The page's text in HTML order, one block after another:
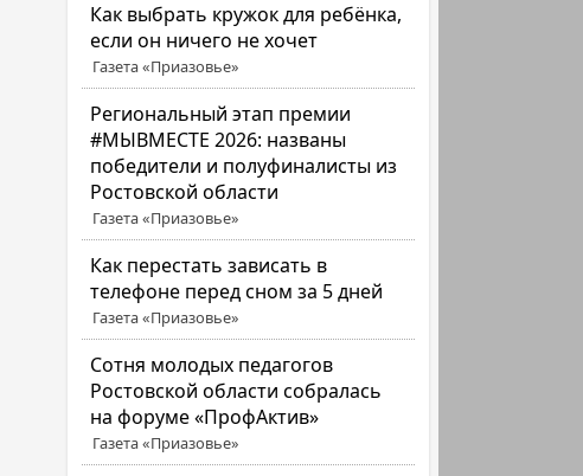
Как выбрать кружок для ребёнка,
если он ничего не хочет
Газета «Приазовье»
Региональный этап премии
#МЫВМЕСТЕ 2026: названы
победители и полуфиналисты из
Ростовской области
Газета «Приазовье»
Как перестать зависать в
телефоне перед сном за 5 дней
Газета «Приазовье»
Сотня молодых педагогов
Ростовской области собралась
на форуме «ПрофАктив»
Газета «Приазовье»